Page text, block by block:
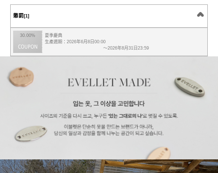
懲罰 [1]
30.00%
夏季慶典
生產週期：2026年6月8日00:00
～2026年8月31日23:59